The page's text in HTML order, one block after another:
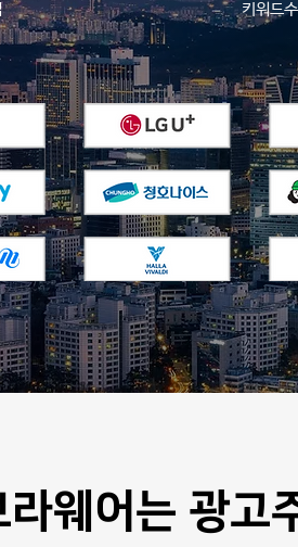
​키워드수
라웨어는 광고